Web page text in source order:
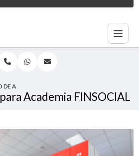
DE AÇO PARA ACADEMIA FINSOCIAL
Academia FINSOCIAL